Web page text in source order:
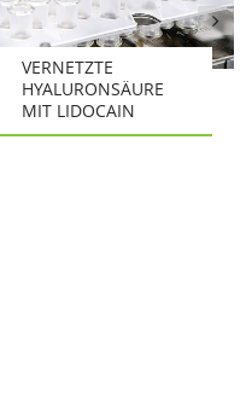
VERNETZTE
HYALURONSÄURE
MIT LIDOCAIN